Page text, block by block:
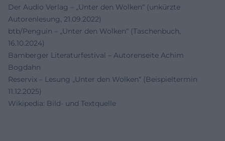
Der Audio Verlag – „Unter den Wolken“ (unkürzte
Autorenlesung, 21.09.2022)
btb/Penguin – „Unter den Wolken“ (Taschenbuch,
16.10.2024)
Bamberger Literaturfestival – Autorenseite Achim
Bogdahn
Reservix – Lesung „Unter den Wolken“ (Beispieltermin
11.12.2025)
Wikipedia: Bild- und Textquelle